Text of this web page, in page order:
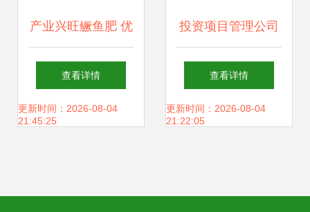
产业兴旺鳜鱼肥 优
质鱼苗与精准饲
料，助力桂花鱼赢
查看详情
更新时间：2026-08-04
21:45:25
投资项目管理公司
在畜牧渔业饲料销
售领域的经营管理
查看详情
更新时间：2026-08-04
21:22:05